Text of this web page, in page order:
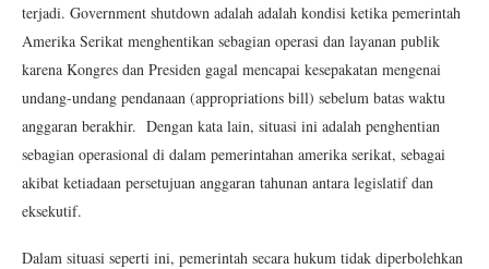
terjadi. Government shutdown adalah adalah kondisi ketika pemerintah
Amerika Serikat menghentikan sebagian operasi dan layanan publik
karena Kongres dan Presiden gagal mencapai kesepakatan mengenai
undang-undang pendanaan (appropriations bill) sebelum batas waktu
anggaran berakhir. Dengan kata lain, situasi ini adalah penghentian
sebagian operasional di dalam pemerintahan amerika serikat, sebagai
akibat ketiadaan persetujuan anggaran tahunan antara legislatif dan
eksekutif.
Dalam situasi seperti ini, pemerintah secara hukum tidak diperbolehkan